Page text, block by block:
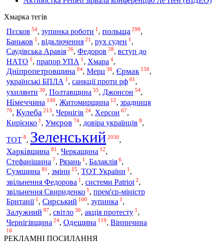
Хмарка тегів
Пєсков 54, зупинка роботи 1 , польща 299,
Баньков 1 , відключення 21 , рух суден 1 ,
Саудівська Аравія 26, Федоров 28, вступ до
НАТО 1 , прапор УПА 1 , Хмара 4,
Дніпропетровщина 84, Мерц 36, Єрмак 150,
українські БПЛА 1 , санкції проти рф 61 ,
ухилянти 30, Полтавщина 55, Джонсон 54,
Німеччина 190, Житомирщина 12, зрадниця
70, Кулеба 213, Чернігів 24, Херсон 67,
Кирієнко 1, Умєров 74, довіра українців 8,
ТОТ 8, Зеленський 2030,
Харківщина 81 , Черкащина 12,
Стефанішина 7, Рязань 1 , Балаклія 6,
Сумщина 81, зміни 15, ТОТ України 1,
звільнення Федорова 1 , системи Patriot 2,
звільнення Свириденко 1 , прем'єр-міністр
Британії 1, Сирський 100, зупинка 1,
Залужний 97, світло 30, акція протесту 1 ,
Чернігівщина 24, Одещина 119, Вінничина
16
РЕКЛАМНІ ПОСИЛАННЯ